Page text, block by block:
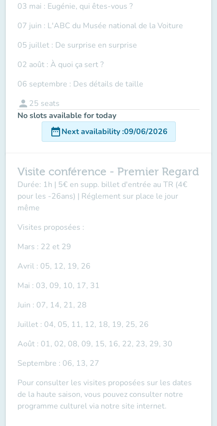
03 mai : Eugénie, qui êtes-vous ?
07 juin : L'ABC du Musée national de la Voiture
05 juillet : De surprise en surprise
02 août : À quoi ça sert ?
06 septembre : Des détails de taille
person 25 seats
No slots available for today
date_rangeNext availability:09/06/2026
Visite conférence - Premier Regard
Durée: 1h | 5€ en supp. billet d'entrée au TR (4€
pour les -26ans) | Réglement sur place le jour
même
Visites proposées :
Mars : 22 et 29
Avril : 05, 12, 19, 26
Mai : 03, 09, 10, 17, 31
Juin : 07, 14, 21, 28
Juillet : 04, 05, 11, 12, 18, 19, 25, 26
Août : 01, 02, 08, 09, 15, 16, 22, 23, 29, 30
Septembre : 06, 13, 27
Pour consulter les visites proposées sur les dates
de la haute saison, vous pouvez consulter notre
programme culturel via notre site internet.